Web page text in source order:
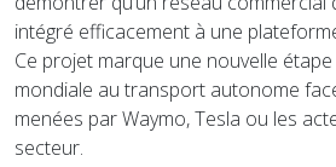
intégré efficacement à une
Ce projet marque une nouvelle
mondiale au transport autonome
menées par Waymo, Tesla ou les
secteur.